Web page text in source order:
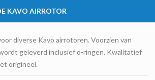
KAVO AIRROTOR
diverse Kavo airrotoren. Voorzien van
geleverd inclusief o-ringen. Kwalitatief
origineel.